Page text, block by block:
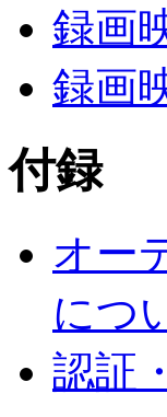
録画
録画
付録
オー
につ
認証